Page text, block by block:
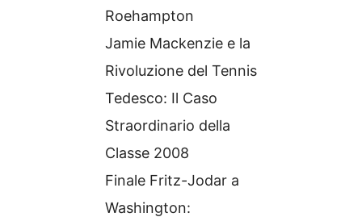
Roehampton
Jamie Mackenzie e la
Rivoluzione del Tennis
Tedesco: Il Caso
Straordinario della
Classe 2008
Finale Fritz-Jodar a
Washington: